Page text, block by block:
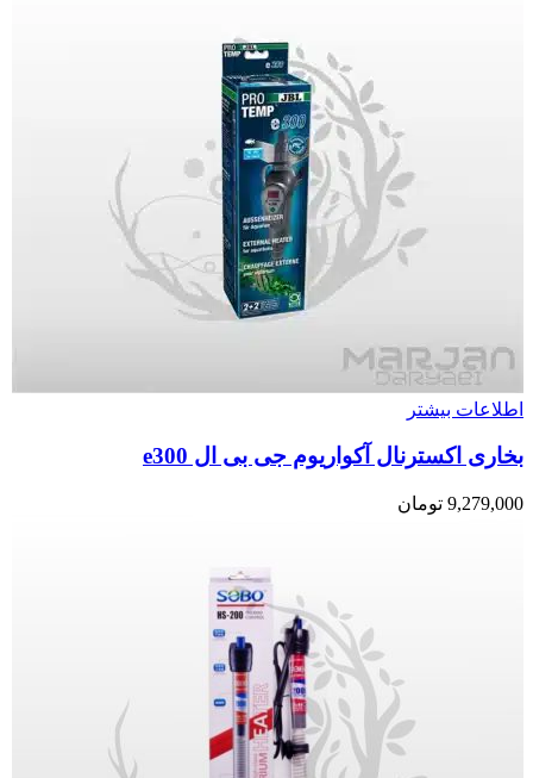
اطلاعات بیشتر
بخاری اکسترنال آکواریوم جی بی ال e300
9,279,000 تومان